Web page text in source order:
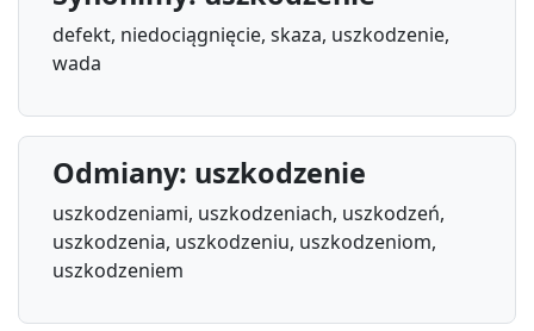
defekt, niedociągnięcie, skaza, uszkodzenie,
wada
Odmiany: uszkodzenie
uszkodzeniami, uszkodzeniach, uszkodzeń,
uszkodzenia, uszkodzeniu, uszkodzeniom,
uszkodzeniem